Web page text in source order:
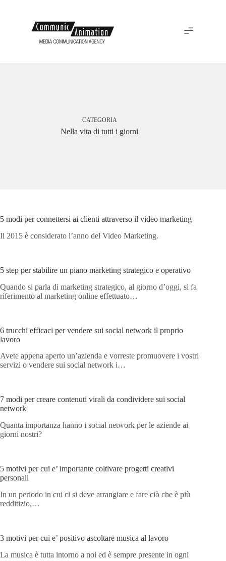
CATEGORIA
Nella vita di tutti i giorni
5 modi per connettersi ai clienti attraverso il video marketing
Il 2015 è considerato l’anno del Video Marketing.
5 step per stabilire un piano marketing strategico e operativo
Quando si parla di marketing strategico, al giorno d’oggi, si fa
riferimento al marketing online effettuato…
6 trucchi efficaci per vendere sui social network il proprio
lavoro
Avete appena aperto un’azienda e vorreste promuovere i vostri
servizi o vendere sui social network i…
7 modi per creare contenuti virali da condividere sui social
network
Quanta importanza hanno i social network per le aziende ai
giorni nostri?
5 motivi per cui e’ importante coltivare progetti creativi
personali
In un periodo in cui ci si deve arrangiare e fare ciò che è più
redditizio,…
3 motivi per cui e’ positivo ascoltare musica al lavoro
La musica è tutta intorno a noi ed è sempre presente in ogni